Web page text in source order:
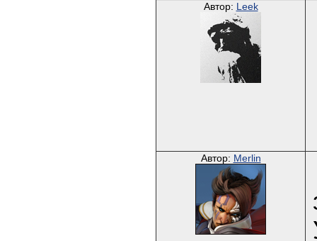
Автор: Leek
Автор: Merlin